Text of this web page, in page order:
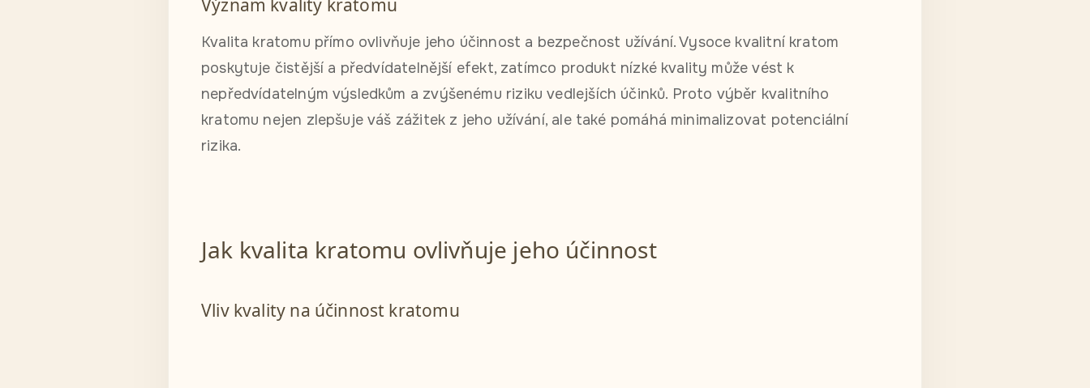
Kvalita kratomu přímo ovlivňuje jeho účinnost a bezpečnost užívání. Vysoce kvalitní kratom
poskytuje čistější a předvídatelnější efekt, zatímco produkt nízké kvality může vést k
nepředvídatelným výsledkům a zvýšenému riziku vedlejších účinků. Proto výběr kvalitního
kratomu nejen zlepšuje váš zážitek z jeho užívání, ale také pomáhá minimalizovat potenciální
rizika.
Jak kvalita kratomu ovlivňuje jeho účinnost
Vliv kvality na účinnost kratomu